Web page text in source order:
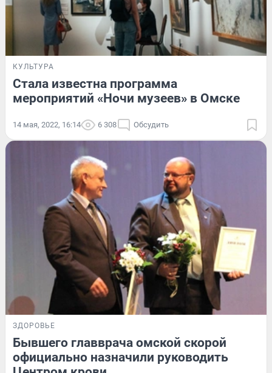
КУЛЬТУРА
Стала известна программа
мероприятий «Ночи музеев» в Омске
14 мая, 2022, 16:14 6 308 Обсудить
ЗДОРОВЬЕ
Бывшего главврача омской скорой
официально назначили руководить